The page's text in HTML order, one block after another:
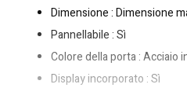
Dimensione : Dimensione
Pannellabile : Sì
Colore della porta : Acciaio
Display incorporato : Sì